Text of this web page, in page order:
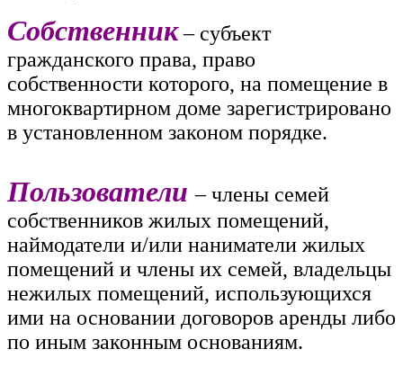
Собственник– субъект
гражданского права, право
собственности которого, на помещение в
многоквартирном доме зарегистрировано
в установленном законом порядке.
Пользователи – члены семей
собственников жилых помещений,
наймодатели и/или наниматели жилых
помещений и члены их семей, владельцы
нежилых помещений, использующихся
ими на основании договоров аренды либо
по иным законным основаниям.